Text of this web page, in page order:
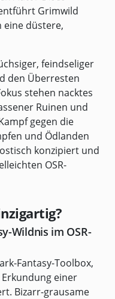
Grimwild
eine düstere,
feindseliger
den Überresten
stehen nacktes
Ruinen und
gegen die
und Ödlanden
konzipiert und
OSR-
Wildnis im OSR-
Fantasy-Toolbox,
einer
Bizarr-grausame